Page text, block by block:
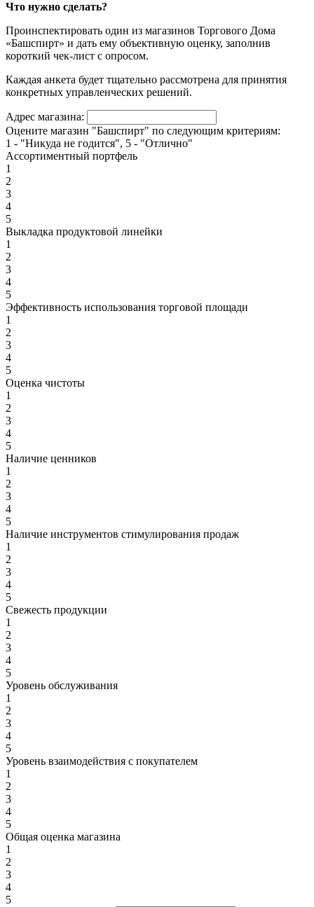
Что нужно сделать?
Проинспектировать один из магазинов Торгового Дома
«Башспирт» и дать ему объективную оценку, заполнив
короткий чек-лист с опросом.
Каждая анкета будет тщательно рассмотрена для принятия
конкретных управленческих решений.
Адрес магазина:
Оцените магазин "Башспирт" по следующим критериям:
1 - "Никуда не годится", 5 - "Отлично"
Ассортиментный портфель
1
2
3
4
5
Выкладка продуктовой линейки
1
2
3
4
5
Эффективность использования торговой площади
1
2
3
4
5
Оценка чистоты
1
2
3
4
5
Наличие ценников
1
2
3
4
5
Наличие инструментов стимулирования продаж
1
2
3
4
5
Свежесть продукции
1
2
3
4
5
Уровень обслуживания
1
2
3
4
5
Уровень взаимодействия с покупателем
1
2
3
4
5
Общая оценка магазина
1
2
3
4
5